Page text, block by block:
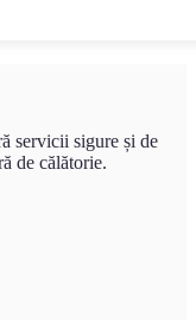
servicii sigure și de
de călătorie.